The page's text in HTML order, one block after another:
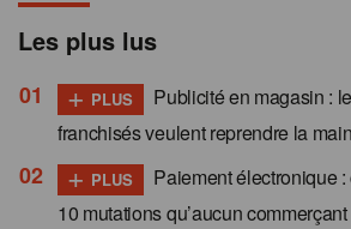
Les plus lus
+ PLUS
Publicité en magasin :
franchisés veulent reprendre la main
+ PLUS
Paiement électronique :
10 mutations qu’aucun